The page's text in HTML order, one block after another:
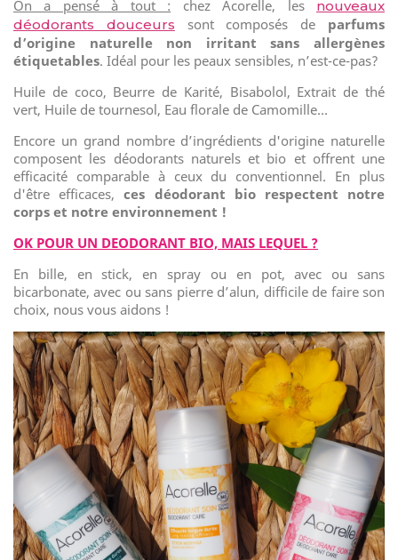
On a pensé à tout : chez Acorelle, les nouveaux
déodorants douceurs sont composés de parfums
d’origine naturelle non irritant sans allergènes
étiquetables. Idéal pour les peaux sensibles, n’est-ce-pas?
Huile de coco, Beurre de Karité, Bisabolol, Extrait de thé
vert, Huile de tournesol, Eau florale de Camomille…
Encore un grand nombre d’ingrédients d'origine naturelle
composent les déodorants naturels et bio et offrent une
efficacité comparable à ceux du conventionnel. En plus
d'être efficaces,ces déodorant bio respectent notre
corps et notre environnement !
OK POUR UN DEODORANT BIO, MAIS LEQUEL ?
En bille, en stick, en spray ou en pot, avec ou sans
bicarbonate, avec ou sans pierre d’alun, difficile de faire son
choix, nous vous aidons !